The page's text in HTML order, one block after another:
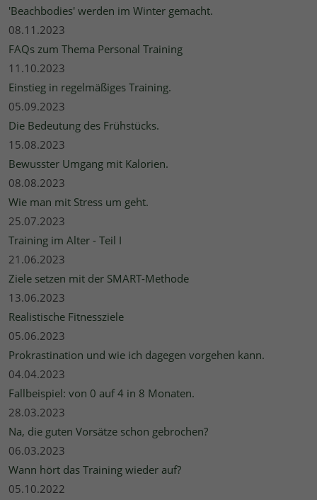
'Beachbodies' werden im Winter gemacht.
08.11.2023
FAQs zum Thema Personal Training
11.10.2023
Einstieg in regelmäßiges Training.
05.09.2023
Die Bedeutung des Frühstücks.
15.08.2023
Bewusster Umgang mit Kalorien.
08.08.2023
Wie man mit Stress um geht.
25.07.2023
Training im Alter - Teil I
21.06.2023
Ziele setzen mit der SMART-Methode
13.06.2023
Realistische Fitnessziele
05.06.2023
Prokrastination und wie ich dagegen vorgehen kann.
04.04.2023
Fallbeispiel: von 0 auf 4 in 8 Monaten.
28.03.2023
Na, die guten Vorsätze schon gebrochen?
06.03.2023
Wann hört das Training wieder auf?
05.10.2022